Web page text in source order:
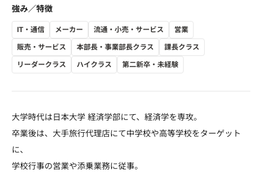
強み／特徴
IT・通信 メーカー 流通・小売・サービス
営業
販売・サービス
本部長・事業部長クラス
課長クラス
リーダークラス
ハイクラス 第二新卒・未経験
大学時代は日本大学 経済学部にて、経済学を専攻。
卒業後は、大手旅行代理店にて中学校や高等学校をターゲット
に、
学校行事の営業や添乗業務に従事。